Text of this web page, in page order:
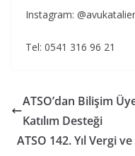
Instagram:
Tel: 0541 316 96 21
ATSO’dan Bilişim
Katılım Desteği
ATSO 142. Yıl Vergi